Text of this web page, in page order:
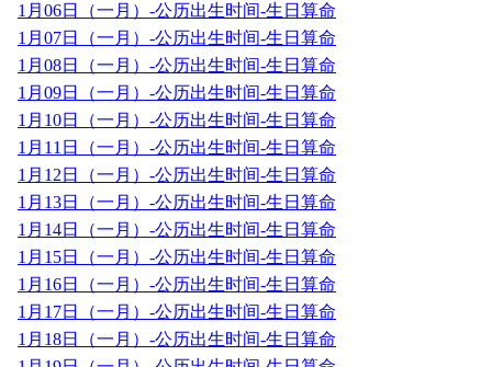
1月06日（一月）-公历出生时间-生日算命
1月07日（一月）-公历出生时间-生日算命
1月08日（一月）-公历出生时间-生日算命
1月09日（一月）-公历出生时间-生日算命
1月10日（一月）-公历出生时间-生日算命
1月11日（一月）-公历出生时间-生日算命
1月12日（一月）-公历出生时间-生日算命
1月13日（一月）-公历出生时间-生日算命
1月14日（一月）-公历出生时间-生日算命
1月15日（一月）-公历出生时间-生日算命
1月16日（一月）-公历出生时间-生日算命
1月17日（一月）-公历出生时间-生日算命
1月18日（一月）-公历出生时间-生日算命